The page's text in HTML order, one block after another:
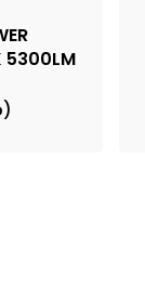
5300LM